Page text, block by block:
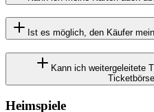
Ist es möglich, den Käufer
Kann ich weitergeleitete
Heimspiele